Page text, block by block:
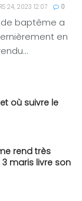
24, 2023 12:07 0
baptême a
en
où suivre le
rend très
maris livre son